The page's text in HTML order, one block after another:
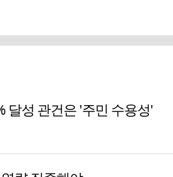
달성 관건은 '주민 수용성'